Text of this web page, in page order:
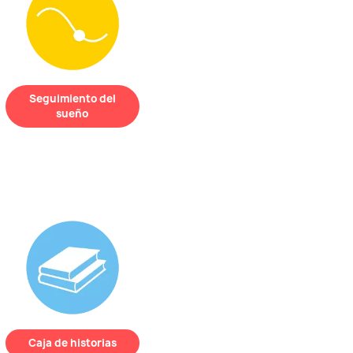
Seguimiento del
sueño
REMIregistra el
sueño de tu hijo
para ayudarte a
comprender mejor
sus nochesy sus
necesidades.
Caja de historias